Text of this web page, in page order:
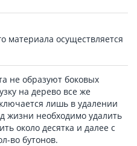
материала осуществляется
не образуют боковых
на дерево все же
лишь в удалении
жизни необходимо удалить
около десятка и далее с
во бутонов.